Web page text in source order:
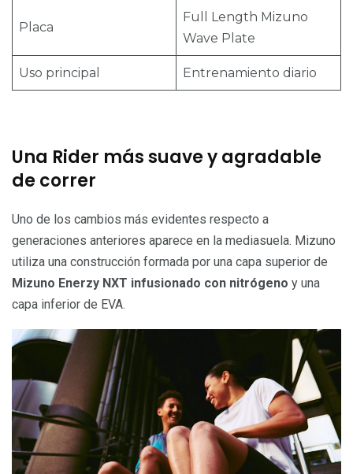
Placa
Full Length Mizuno
Wave Plate
Uso principal Entrenamiento diario
Una Rider más suave y agradable
de correr
Uno de los cambios más evidentes respecto a
generaciones anteriores aparece en la mediasuela. Mizuno
utiliza una construcción formada por una capa superior de
Mizuno Enerzy NXT infusionado con nitrógeno y una
capa inferior de EVA.